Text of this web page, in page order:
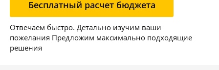
Бесплатный расчет бюджета
Отвечаем быстро. Детально изучим ваши
пожелания Предложим максимально подходящие
решения